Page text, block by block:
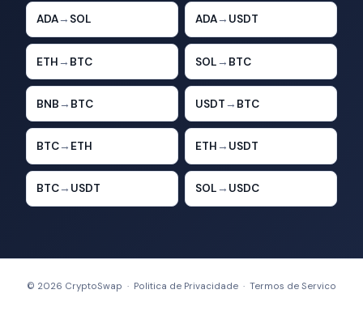
ADA→ SOL ADA→ USDT
ETH → BTC SOL → BTC
BNB → BTC USDT → BTC
BTC→ ETH ETH → USDT
BTC→ USDT SOL → USDC
© 2026 CryptoSwap · Politica de Privacidade · Termos de Servico